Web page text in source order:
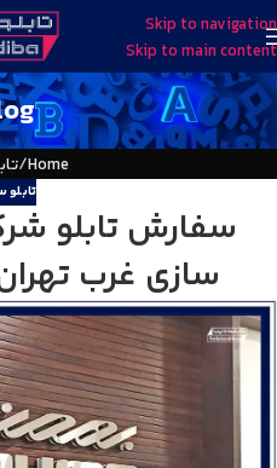
Skip to navigation
Skip to main content
Home
تابلو
سفارش تابلو
سازی غرب